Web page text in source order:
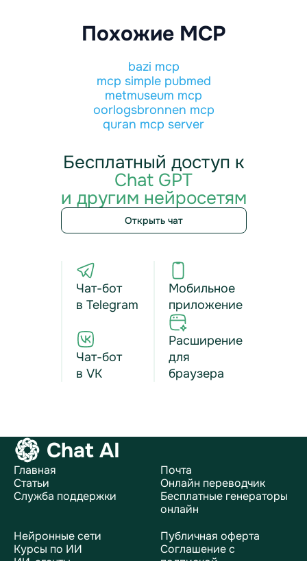
Похожие MCP
bazi mcp
mcp simple pubmed
metmuseum mcp
oorlogsbronnen mcp
quran mcp server
Бесплатный доступ к
Chat GPT
и другим нейросетям
Открыть чат
Чат-бот
в Telegram
Чат-бот
в VK
Мобильное
приложение
Расширение
для
браузера
Chat AI
Главная
Статьи
Служба поддержки
Почта
Онлайн переводчик
Бесплатные генераторы
онлайн
Нейронные сети
Курсы по ИИ
Публичная оферта
Соглашение с